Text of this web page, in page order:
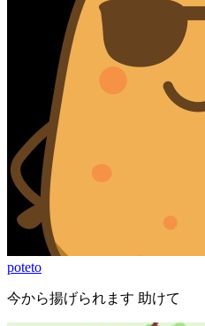
poteto
今から揚げられます 助けて